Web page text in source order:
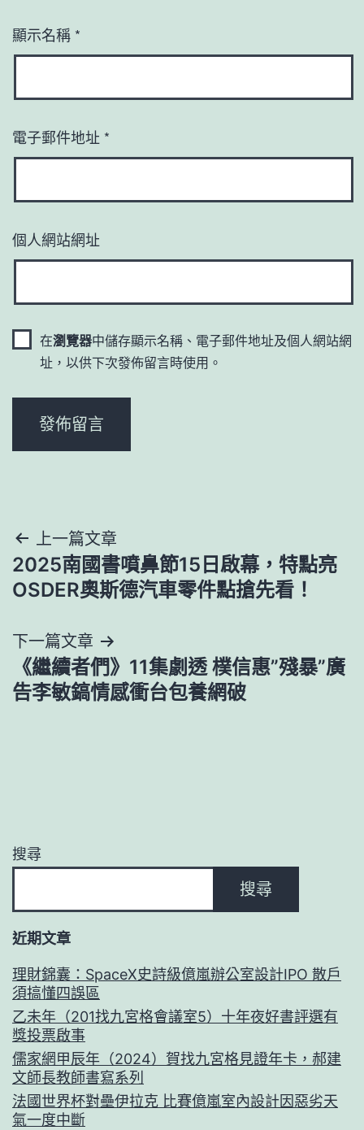
顯示名稱 *
電子郵件地址 *
個人網站網址
在瀏覽器中儲存顯示名稱、電子郵件地址及個人網站網
址，以供下次發佈留言時使用。
文
章
覽
上一篇文章
2025南國書噴鼻節15日啟幕，特點亮
OSDER奧斯德汽車零件點搶先看！
下一篇文章
《繼續者們》11集劇透 樸信惠”殘暴”廣
告李敏鎬情感衝台包養網破
搜尋
搜尋
近期文章
理財錦囊：SpaceX史詩級億嵐辦公室設計IPO 散戶
須搞懂四誤區
乙未年（201找九宮格會議室5）十年夜好書評選有
獎投票啟事
儒家網甲辰年（2024）賀找九宮格見證年卡，郝建
文師長教師書寫系列
法國世界杯對壘伊拉克 比賽億嵐室內設計因惡劣天
氣一度中斷